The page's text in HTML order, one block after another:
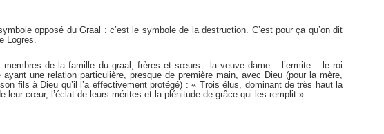
opposé du Graal : c’est le symbole de la destruction. C’est pour ça qu’on dit
Logres.
de la famille du graal, frères et sœurs : la veuve dame – l’ermite – le roi
une relation particulière, presque de première main, avec Dieu (pour la mère,
fils à Dieu qu’il l’a effectivement protégé) : « Trois élus, dominant de très haut la
leur cœur, l’éclat de leurs mérites et la plénitude de grâce qui les remplit ».